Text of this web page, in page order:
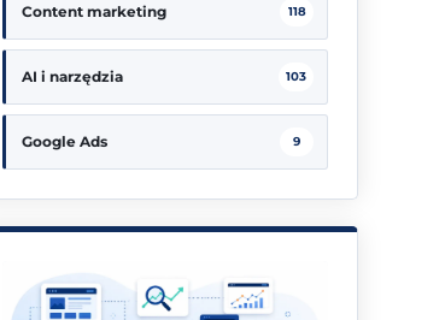
Content marketing 118
AI i narzędzia 103
Google Ads 9